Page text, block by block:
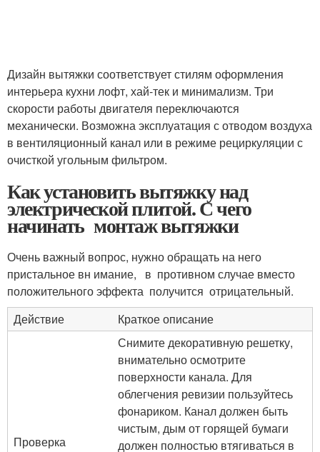
Дизайн вытяжки соответствует стилям оформления
интерьера кухни лофт, хай-тек и минимализм. Три
скорости работы двигателя переключаются
механически. Возможна эксплуатация с отводом воздуха
в вентиляционный канал или в режиме рециркуляции с
очисткой угольным фильтром.
Как установить вытяжку над
электрической плитой. С чего
начинать монтаж вытяжки
Очень важный вопрос, нужно обращать на него
пристальное вн имание, в противном случае вместо
положительного эффекта получится отрицательный.
Действие
Краткое описание
Проверка
Снимите декоративную решетку,
внимательно осмотрите
поверхности канала. Для
облегчения ревизии пользуйтесь
фонариком. Канал должен быть
чистым, дым от горящей бумаги
должен полностью втягиваться в